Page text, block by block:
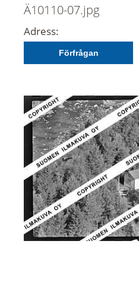
Ä10110-07.jpg
Adress:
Förfrågan